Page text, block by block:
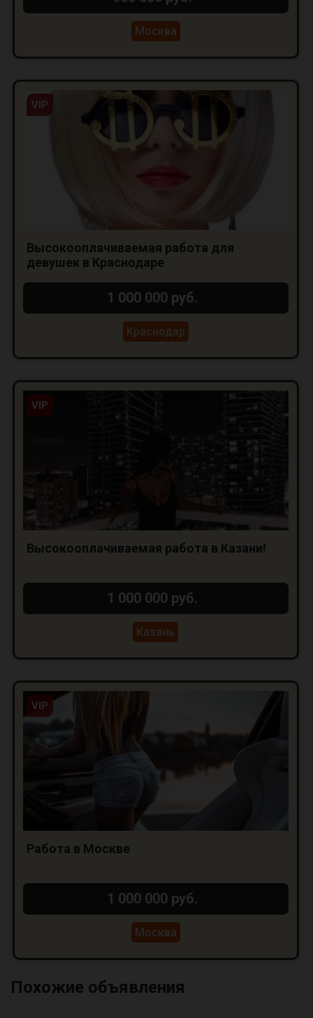
Москва
VIP
Высокооплачиваемая работа для
девушек в Краснодаре
1 000 000 руб.
Краснодар
VIP
Высокооплачиваемая работа в Казани!
1 000 000 руб.
Казань
VIP
Работа в Москве
1 000 000 руб.
Москва
Похожие объявления